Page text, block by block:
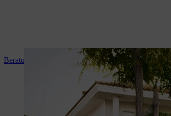
Beratung und Produkteinweisung